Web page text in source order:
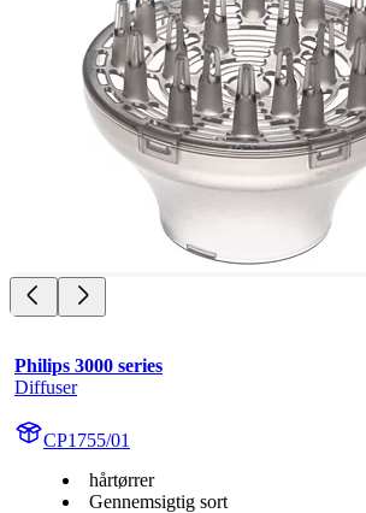
Philips 3000 series
Diffuser
CP1755/01
hårtørrer
Gennemsigtig sort